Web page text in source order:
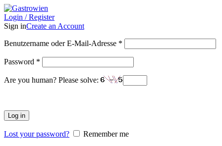
Login / Register
Sign inCreate an Account
Benutzername oder E-Mail-Adresse *
Password *
Are you human? Please solve:
Log in
Lost your password?
Remember me